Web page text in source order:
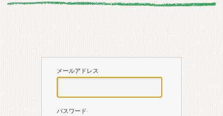
メールアドレス
パスワード